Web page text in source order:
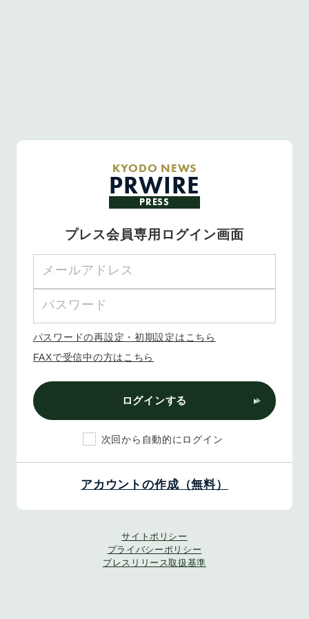
KYODO NEWS
PRWIRE
PRESS
プレス会員専用ログイン画面
パスワードの再設定・初期設定はこちら
FAXで受信中の方はこちら
ログインする
次回から自動的にログイン
アカウントの作成（無料）
サイトポリシー
プライバシーポリシー
プレスリリース取扱基準